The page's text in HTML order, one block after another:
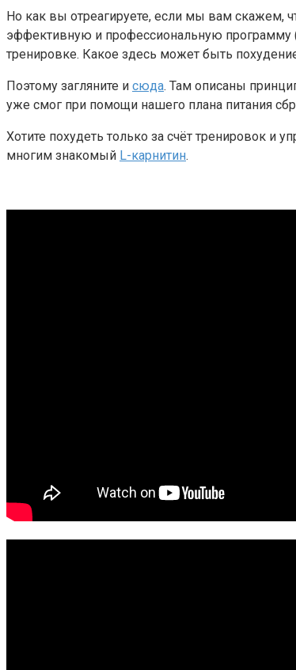
Но как вы отреагируете, если мы вам скажем,
эффективную и профессиональную программу
тренировке. Какое здесь может быть
Поэтому загляните и сюда. Там описаны
уже смог при помощи нашего плана питания
Хотите похудеть только за счёт тренировок и
многим знакомый L-карнитин.